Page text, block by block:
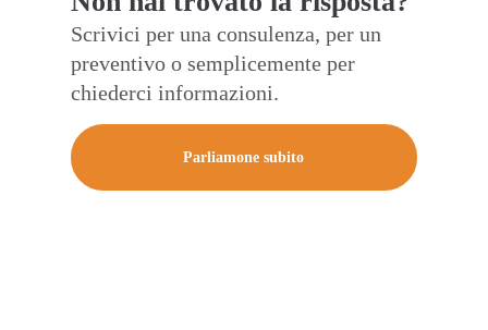
Scrivici per una consulenza, per un
preventivo o semplicemente per
chiederci informazioni.
Parliamone subito